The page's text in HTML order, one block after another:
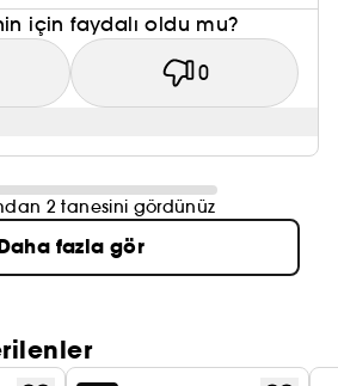
için faydalı oldu mu?
0
2 tanesini gördünüz
fazla gör